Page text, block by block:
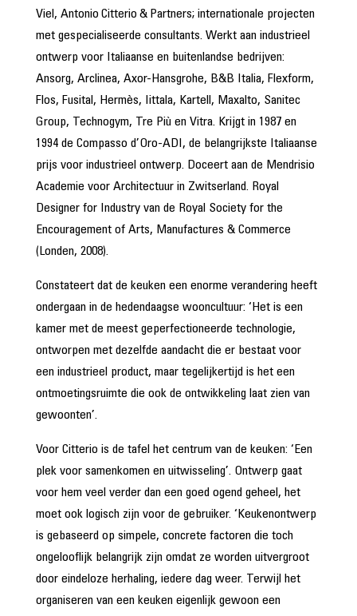
Viel, Antonio Citterio & Partners; internationale projecten
met gespecialiseerde consultants. Werkt aan ­industrieel
ontwerp voor Italiaanse en buitenlandse bedrijven:
Ansorg, Arclinea, Axor-Hansgrohe, B&B Italia, Flexform,
Flos, Fusital, Hermès, Iittala, Kartell, Maxalto, Sanitec
Group, Technogym, Tre Più en Vitra. Krijgt in 1987 en
1994 de Compasso d’Oro-ADI, de belangrijkste Italiaanse
prijs voor industrieel ontwerp. Doceert aan de Mendrisio
Academie voor Architectuur in Zwitserland. Royal
Designer for Industry van de Royal Society for the
Encouragement of Arts, Manufactures & Commerce
(Londen, 2008).
Constateert dat de keuken een enorme verandering heeft
ondergaan in de hedendaagse wooncultuur: ‘Het is een
kamer met de meest geperfectioneerde technologie,
ontworpen met dezelfde aandacht die er bestaat voor
een industrieel product, maar tegelijkertijd is het een
ontmoetingsruimte die ook de ontwikkeling laat zien van
gewoonten’.
Voor Citterio is de tafel het centrum van de keuken: ‘Een
plek voor samenkomen en uitwisseling’. Ontwerp gaat
voor hem veel verder dan een goed ogend geheel, het
moet ook logisch zijn voor de gebruiker. ‘Keuken­ontwerp
is gebaseerd op simpele, concrete factoren die toch
ongelooflijk belangrijk zijn omdat ze worden uitvergroot
door eindeloze herhaling, iedere dag weer. Terwijl het
organiseren van een keuken eigenlijk gewoon een